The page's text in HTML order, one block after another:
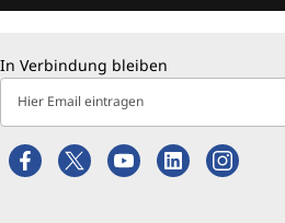
In Verbindung bleiben
Hier Email eintragen